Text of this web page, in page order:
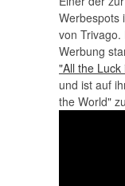
Werbespots
von Trivago.
Werbung
"All the
und ist auf
the World"